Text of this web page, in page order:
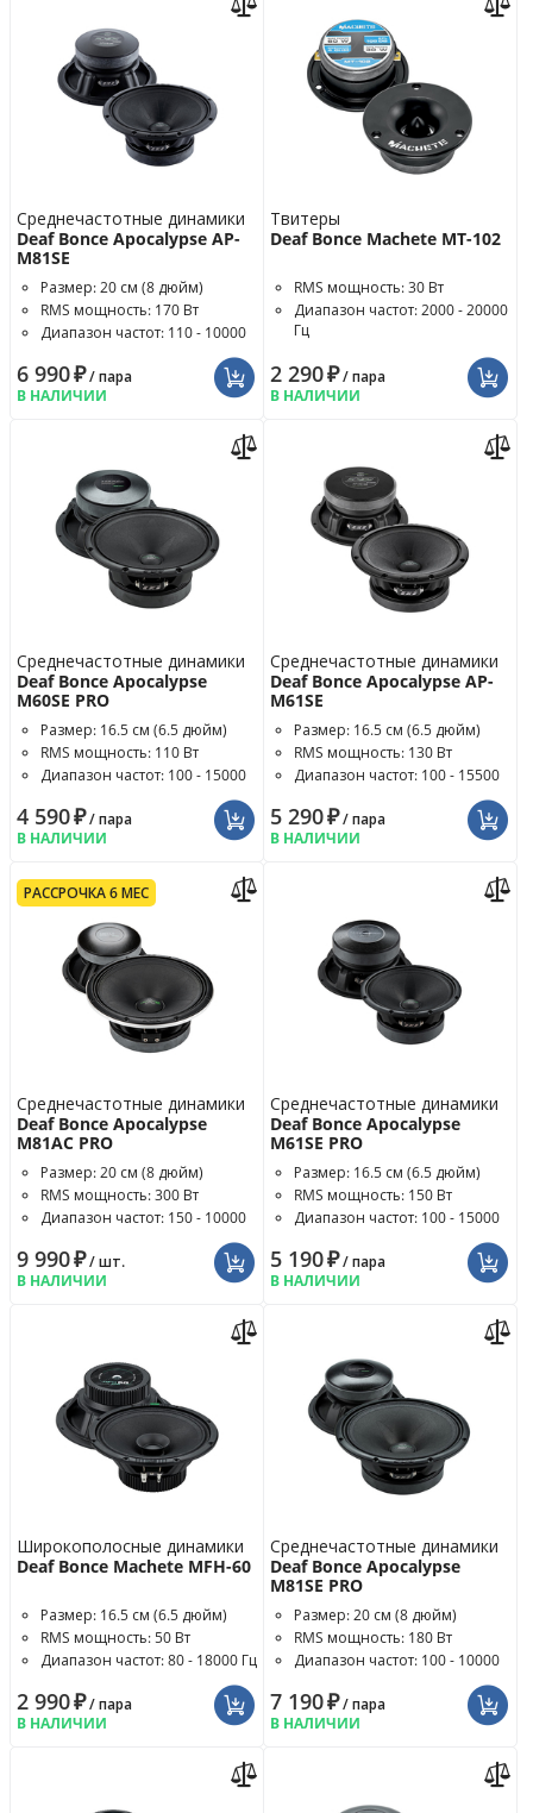
Среднечастотные динамики
Deaf Bonce Apocalypse AP-
M81SE
Размер: 20 см (8 дюйм)
RMS мощность: 170 Вт
Диапазон частот: 110 - 10000
6 990₽/ пара
В НАЛИЧИИ
Твитеры
Deaf Bonce Machete MT-102
RMS мощность: 30 Вт
Диапазон частот: 2000 - 20000
Гц
2 290₽/ пара
В НАЛИЧИИ
Среднечастотные динамики
Deaf Bonce Apocalypse
M60SE PRO
Размер: 16.5 см (6.5 дюйм)
RMS мощность: 110 Вт
Диапазон частот: 100 - 15000
4 590₽/ пара
В НАЛИЧИИ
Среднечастотные динамики
Deaf Bonce Apocalypse AP-
M61SE
Размер: 16.5 см (6.5 дюйм)
RMS мощность: 130 Вт
Диапазон частот: 100 - 15500
5 290₽/ пара
В НАЛИЧИИ
РАССРОЧКА 6 МЕС
Среднечастотные динамики
Deaf Bonce Apocalypse
M81AC PRO
Размер: 20 см (8 дюйм)
RMS мощность: 300 Вт
Диапазон частот: 150 - 10000
9 990₽/ шт.
В НАЛИЧИИ
Среднечастотные динамики
Deaf Bonce Apocalypse
M61SE PRO
Размер: 16.5 см (6.5 дюйм)
RMS мощность: 150 Вт
Диапазон частот: 100 - 15000
5 190₽/ пара
В НАЛИЧИИ
Широкополосные динамики
Deaf Bonce Machete MFH-60
Размер: 16.5 см (6.5 дюйм)
RMS мощность: 50 Вт
Диапазон частот: 80 - 18000 Гц
2 990₽/ пара
В НАЛИЧИИ
Среднечастотные динамики
Deaf Bonce Apocalypse
M81SE PRO
Размер: 20 см (8 дюйм)
RMS мощность: 180 Вт
Диапазон частот: 100 - 10000
7 190₽/ пара
В НАЛИЧИИ